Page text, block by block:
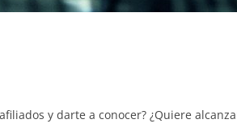
y darte a conocer? ¿Quiere